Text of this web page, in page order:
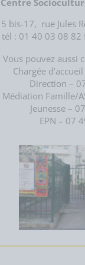
Centre
bis-17, rue Jules
tél : 01 40 03 08 82
Vous pouvez aussi
Chargée
Direction –
Médiation Famille/
Jeunesse –
EPN – 07